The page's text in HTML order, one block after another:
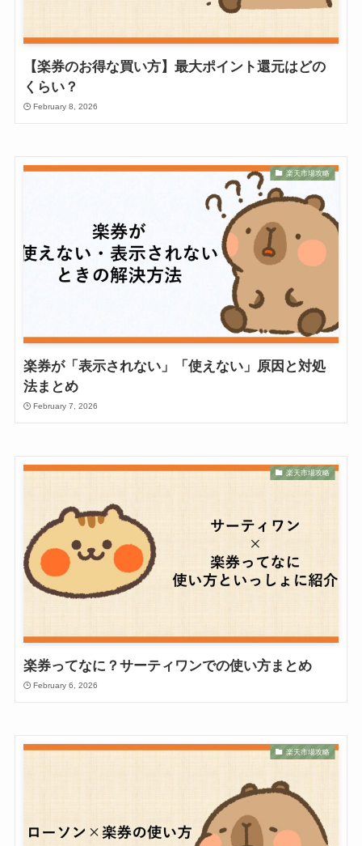
【楽券のお得な買い方】最大ポイント還元はどの
くらい？
February 8, 2026
楽天市場攻略
楽券が「表示されない」「使えない」原因と対処
法まとめ
February 7, 2026
楽天市場攻略
楽券ってなに？サーティワンでの使い方まとめ
February 6, 2026
楽天市場攻略